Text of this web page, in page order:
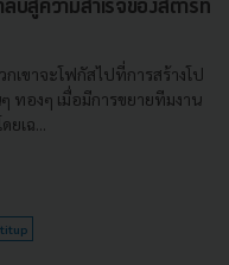
บสู่ความสำเร็จของสตาร์ท
เขาจะโฟกัสไปที่การสร้างโป
ทองๆ เมื่อมีการขยายทีมงาน
เฉ...